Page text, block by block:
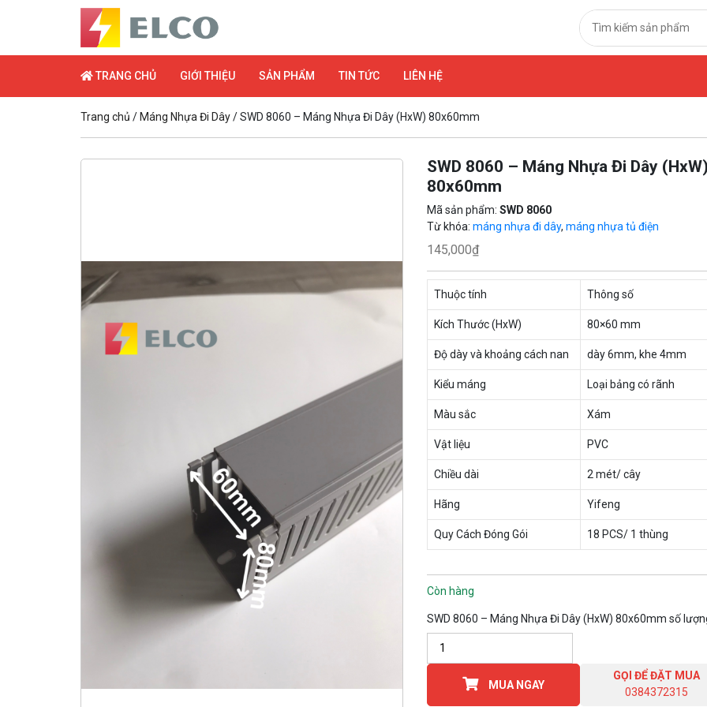
TRANG CHỦ GIỚI THIỆU SẢN PHẨM TIN TỨC LIÊN HỆ
Trang chủ /Máng Nhựa Đi Dây/ SWD 8060 – Máng Nhựa Đi Dây (HxW) 80x60mm
SWD 8060 – Máng Nhựa Đi Dây
80x60mm
Mã sản phẩm: SWD 8060
Từ khóa: máng nhựa đi dây, máng nhựa tủ điện
145,000₫
Thuộc tính Thông số
Kích Thước (HxW) 80×60 mm
Độ dày và khoảng cách nan dày 6mm, khe 4mm
Kiểu máng Loại bảng có rãnh
Màu sắc Xám
Vật liệu PVC
Chiều dài 2 mét/ cây
Hãng Yifeng
Quy Cách Đóng Gói 18 PCS/ 1 thùng
Còn hàng
SWD 8060 – Máng Nhựa Đi Dây (HxW) 80x60mm số
MUA NGAY
GỌI ĐỂ ĐẶT MUA
0384372315